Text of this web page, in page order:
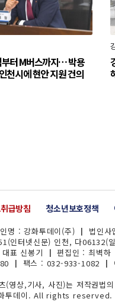
터 M버스까지… 박용
천시에 현안 지원 건의
급방침 청소년보호정책
명 : 강화투데이(주) ┃ 법인
인터넷신문) 인천, 다
대표 신봉기 ┃ 편집인 : 최벽
┃ 팩스 : 032-933-1082 ┃
(영상,기사, 사진)는 저작권법
투데이. All rights reserved.